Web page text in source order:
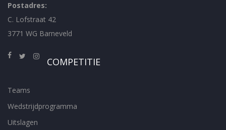
Postadres:
C. Lofstraat 42
3771 WG Barneveld
COMPETITIE
Teams
Wedstrijdprogramma
Uitslagen